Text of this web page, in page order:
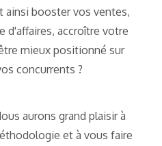
ainsi booster vos ventes,
d'affaires, accroître votre
mieux positionné sur
concurrents ?
aurons grand plaisir à
et à vous faire